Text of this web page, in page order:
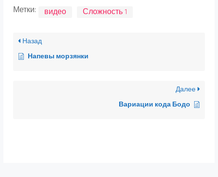
Метки: видео Сложность 1
Назад
Напевы морзянки
Далее
Вариации кода Бодо